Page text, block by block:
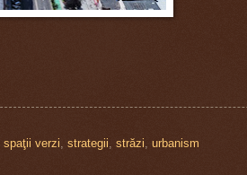
spaţii verzi, strategii, străzi, urbanism